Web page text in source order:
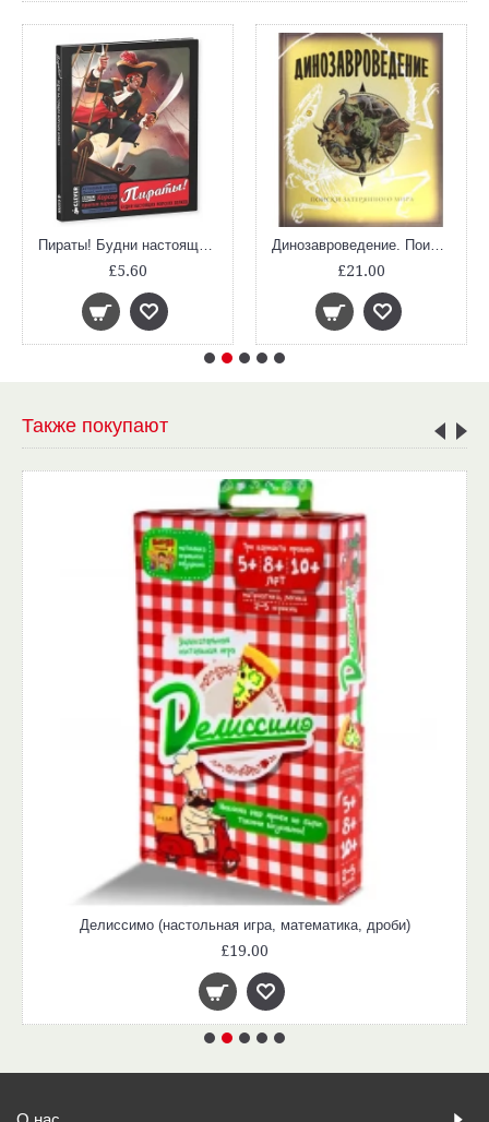
Пираты! Будни настоящих морских волков
£5.60
Динозавроведение. Поиски затерянного мира
£21.00
Также покупают
Делиссимо (настольная игра, математика, дроби)
£19.00